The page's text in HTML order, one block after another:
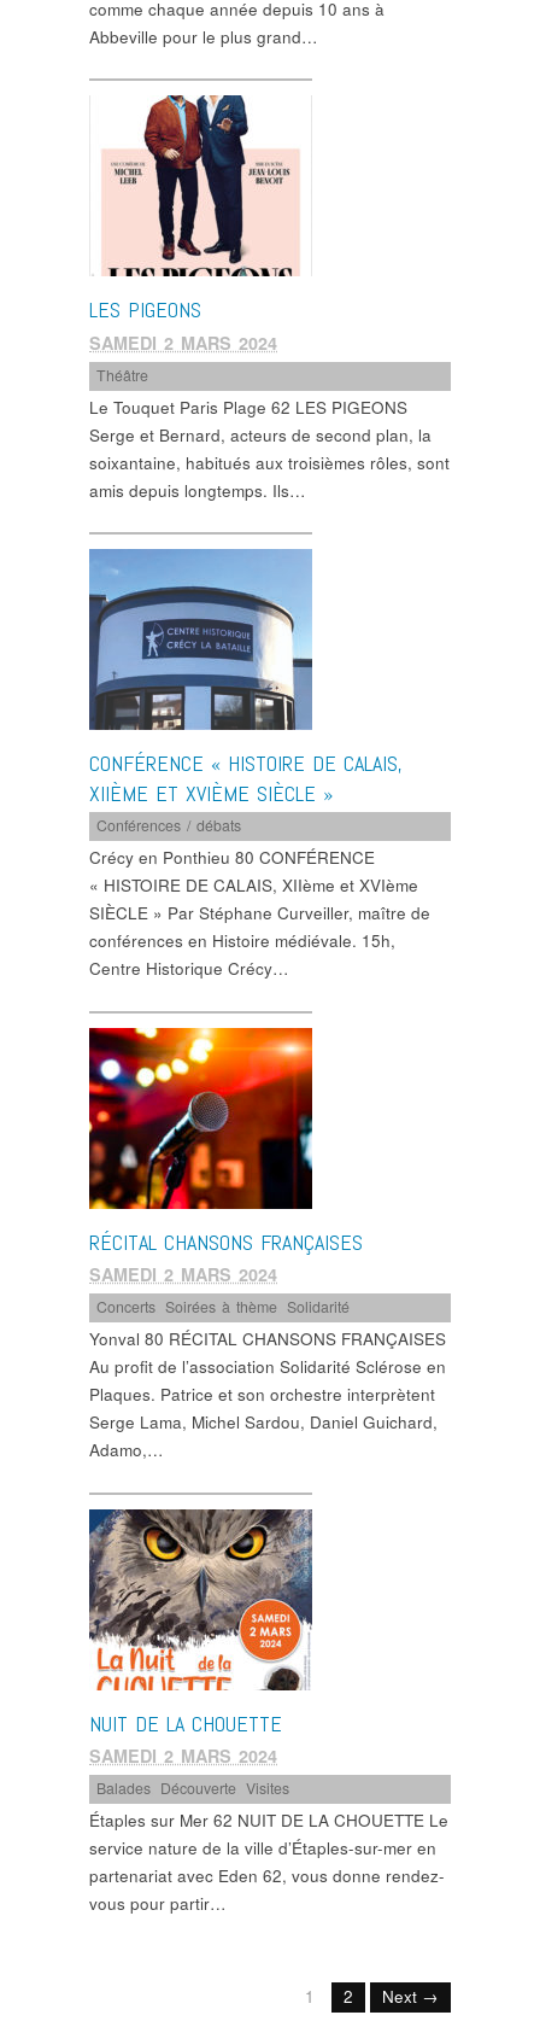
comme chaque année depuis 10 ans à
Abbeville pour le plus grand…
LES PIGEONS
SAMEDI 2 MARS 2024
Théâtre
Le Touquet Paris Plage 62 LES PIGEONS
Serge et Bernard, acteurs de second plan, la
soixantaine, habitués aux troisièmes rôles, sont
amis depuis longtemps. Ils…
CONFÉRENCE « HISTOIRE DE CALAIS,
XIIÈME ET XVIÈME SIÈCLE »
Conférences / débats
Crécy en Ponthieu 80 CONFÉRENCE
« HISTOIRE DE CALAIS, XIIème et XVIème
SIÈCLE » Par Stéphane Curveiller, maître de
conférences en Histoire médiévale. 15h,
Centre Historique Crécy…
RÉCITAL CHANSONS FRANÇAISES
SAMEDI 2 MARS 2024
Concerts ,Soirées à thème ,Solidarité
Yonval 80 RÉCITAL CHANSONS FRANÇAISES
Au profit de l’association Solidarité Sclérose en
Plaques. Patrice et son orchestre interprètent
Serge Lama, Michel Sardou, Daniel Guichard,
Adamo,…
NUIT DE LA CHOUETTE
SAMEDI 2 MARS 2024
Balades Découverte ,Visites
Étaples sur Mer 62 NUIT DE LA CHOUETTE Le
service nature de la ville d’Étaples-sur-mer en
partenariat avec Eden 62, vous donne rendez-
vous pour partir…
1 2 Next →